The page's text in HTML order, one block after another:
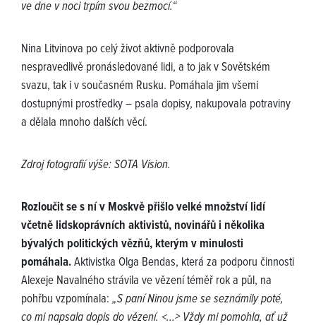
ve dne v noci trpím svou bezmocí.“
Nina Litvinova po celý život aktivně podporovala
nespravedlivě pronásledované lidi, a to jak v Sovětském
svazu, tak i v současném Rusku. Pomáhala jim všemi
dostupnými prostředky – psala dopisy, nakupovala potraviny
a dělala mnoho dalších věcí.
Zdroj fotografií výše: SOTA Vision.
Rozloučit se s ní v Moskvě přišlo velké množství lidí
včetně lidskoprávních aktivistů, novinářů i několika
bývalých politických vězňů, kterým v minulosti
pomáhala.Aktivistka Olga Bendas, která za podporu činnosti
Alexeje Navalného strávila ve vězení téměř rok a půl, na
pohřbu vzpomínala: „S paní Ninou jsme se seznámily poté,
co mi napsala dopis do vězení. <...> Vždy mi pomohla, ať už